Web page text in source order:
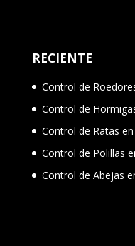
RECIENTE
Control de
Control de
Control de Ratas en
Control de Polillas
Control de Abejas